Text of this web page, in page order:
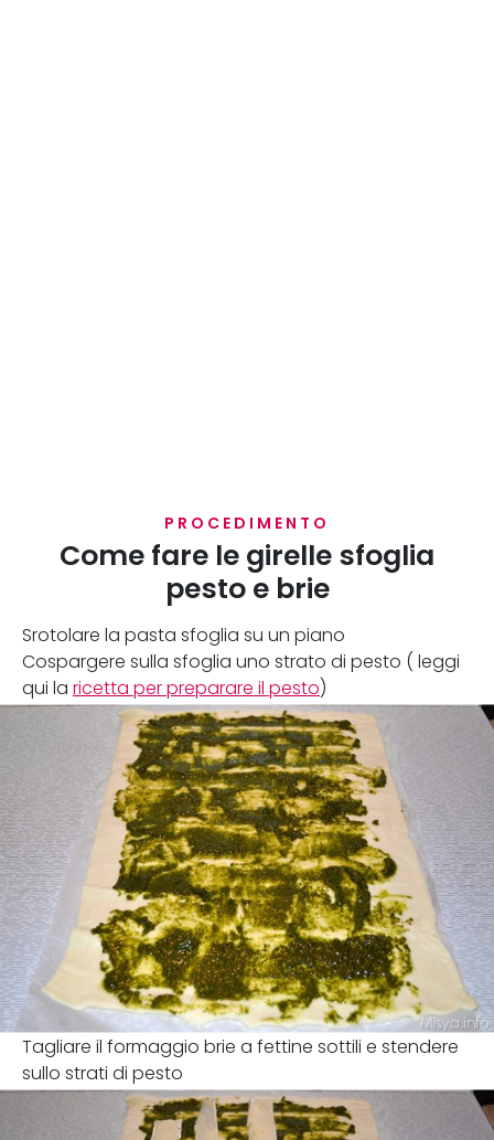
PROCEDIMENTO
Come fare le girelle sfoglia
pesto e brie
Srotolare la pasta sfoglia su un piano
Cospargere sulla sfoglia uno strato di pesto ( leggi
qui la ricetta per preparare il pesto)
Tagliare il formaggio brie a fettine sottili e stendere
sullo strati di pesto